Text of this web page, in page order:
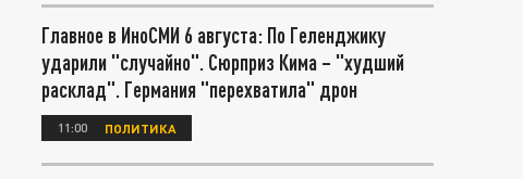
Главное в ИноСМИ 6 августа: По Геленджику
ударили "случайно". Сюрприз Кима – "худший
расклад". Германия "перехватила" дрон
11:00 ПОЛИТИКА